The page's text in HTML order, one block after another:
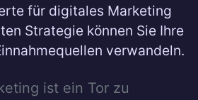
für digitales Marketing
Strategie können Sie Ihre
verwandeln.
ist ein Tor zu